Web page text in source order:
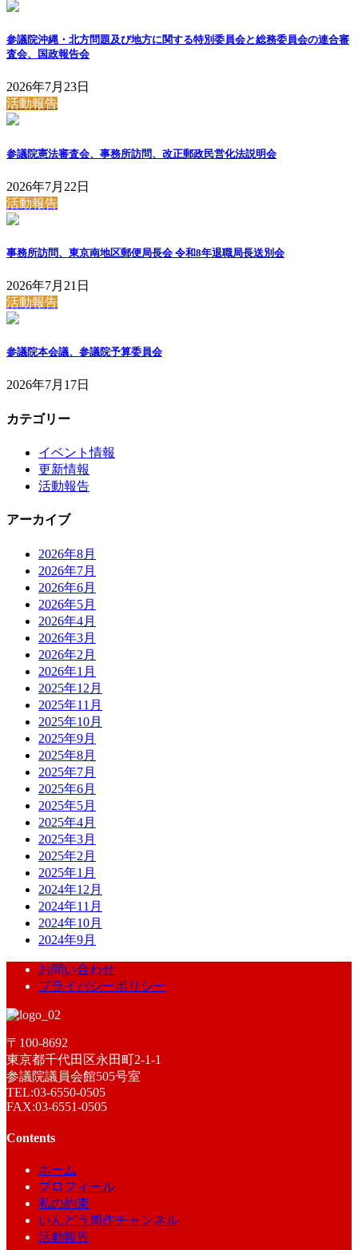
参議院沖縄・北方問題及び地方に関する特別委員会と総務委員会の連合審
査会、国政報告会
2026年7月23日
活動報告
参議院憲法審査会、事務所訪問、改正郵政民営化法説明会
2026年7月22日
活動報告
事務所訪問、東京南地区郵便局長会 令和8年退職局長送別会
2026年7月21日
活動報告
参議院本会議、参議院予算委員会
2026年7月17日
カテゴリー
イベント情報
更新情報
活動報告
アーカイブ
2026年8月
2026年7月
2026年6月
2026年5月
2026年4月
2026年3月
2026年2月
2026年1月
2025年12月
2025年11月
2025年10月
2025年9月
2025年8月
2025年7月
2025年6月
2025年5月
2025年4月
2025年3月
2025年2月
2025年1月
2024年12月
2024年11月
2024年10月
2024年9月
お問い合わせ
プライバシーポリシー
〒100-8692
東京都千代田区永田町2-1-1
参議院議員会館505号室
TEL:03-6550-0505
FAX:03-6551-0505
Contents
ホーム
プロフィール
私の約束
いんどう周作チャンネル
活動報告